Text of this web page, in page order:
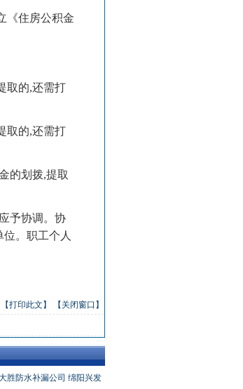
《住房公积金
取的,还需打
取的,还需打
的划拨,提取
予协调。协
。职工个人
【打印此文】 【关闭窗口】
胜防水补漏公司 绵阳兴发